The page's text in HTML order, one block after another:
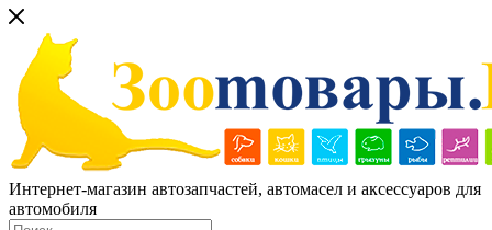
Интернет-магазин автозапчастей, автомасел и аксессуаров для
автомобиля